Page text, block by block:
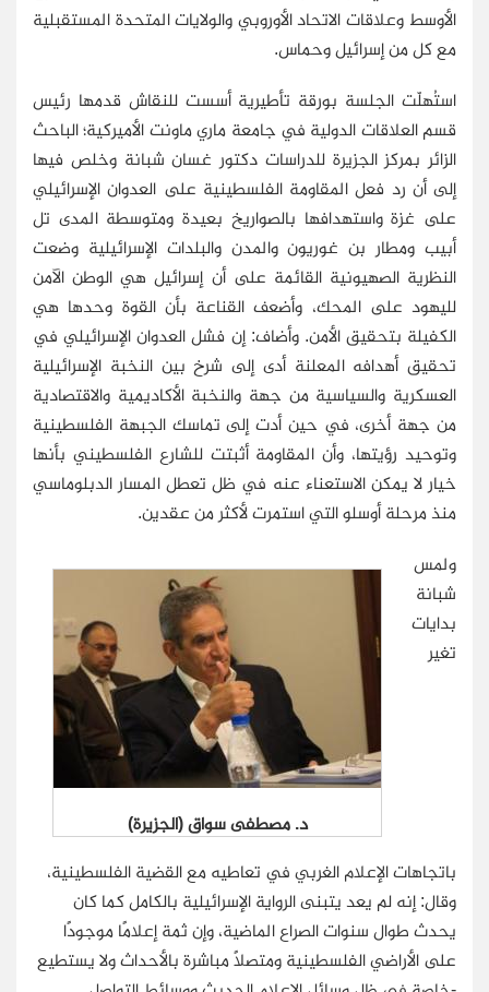
الأوسط وعلاقات الاتحاد الأوروبي والولايات المتحدة المستقبلية
مع كل من إسرائيل وحماس.
استُهلّت الجلسة بورقة تأطيرية أسست للنقاش قدمها رئيس
قسم العلاقات الدولية في جامعة ماري ماونت الأميركية؛ الباحث
الزائر بمركز الجزيرة للدراسات دكتور غسان شبانة وخلص فيها
إلى أن رد فعل المقاومة الفلسطينية على العدوان الإسرائيلي
على غزة واستهدافها بالصواريخ بعيدة ومتوسطة المدى تل
أبيب ومطار بن غوريون والمدن والبلدات الإسرائيلية وضعت
النظرية الصهيونية القائمة على أن إسرائيل هي الوطن الآمن
لليهود على المحك، وأضعف القناعة بأن القوة وحدها هي
الكفيلة بتحقيق الأمن. وأضاف: إن فشل العدوان الإسرائيلي في
تحقيق أهدافه المعلنة أدى إلى شرخ بين النخبة الإسرائيلية
العسكرية والسياسية من جهة والنخبة الأكاديمية والاقتصادية
من جهة أخرى، في حين أدت إلى تماسك الجبهة الفلسطينية
وتوحيد رؤيتها، وأن المقاومة أثبتت للشارع الفلسطيني بأنها
خيار لا يمكن الاستعناء عنه في ظل تعطل المسار الدبلوماسي
منذ مرحلة أوسلو التي استمرت لأكثر من عقدين.
د. مصطفى سواق (الجزيرة)
ولمس
شبانة
بدايات
تغير
باتجاهات الإعلام الغربي في تعاطيه مع القضية الفلسطينية،
وقال: إنه لم يعد يتبنى الرواية الإسرائيلية بالكامل كما كان
يحدث طوال سنوات الصراع الماضية، وإن ثمة إعلامًا موجودًا
على الأراضي الفلسطينية ومتصلاً مباشرة بالأحداث ولا يستطيع